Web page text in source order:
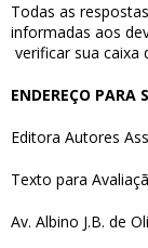
Todas as
informadas aos
verificar sua caixa
ENDEREÇO PARA
Editora Autores
Texto para
Av. Albino J.B. de